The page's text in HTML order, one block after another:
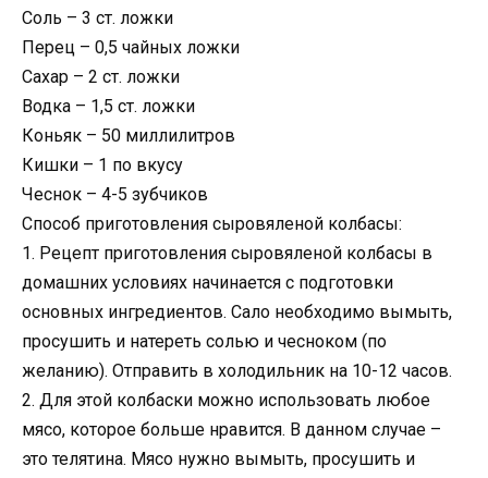
Соль – 3 ст. ложки
Перец – 0,5 чайных ложки
Сахар – 2 ст. ложки
Водка – 1,5 ст. ложки
Коньяк – 50 миллилитров
Кишки – 1 по вкусу
Чеснок – 4-5 зубчиков
Способ приготовления сыровяленой колбасы:
1. Рецепт приготовления сыровяленой колбасы в
домашних условиях начинается с подготовки
основных ингредиентов. Сало необходимо вымыть,
просушить и натереть солью и чесноком (по
желанию). Отправить в холодильник на 10-12 часов.
2. Для этой колбаски можно использовать любое
мясо, которое больше нравится. В данном случае –
это телятина. Мясо нужно вымыть, просушить и